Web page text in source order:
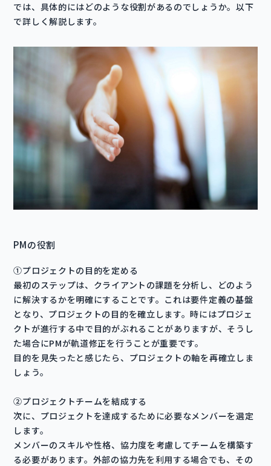
では、具体的にはどのような役割があるのでしょうか。以下
で詳しく解説します。
PMの役割
①プロジェクトの目的を定める
最初のステップは、クライアントの課題を分析し、どのよう
に解決するかを明確にすることです。これは要件定義の基盤
となり、プロジェクトの目的を確立します。時にはプロジェ
クトが進行する中で目的がぶれることがありますが、そうし
た場合にPMが軌道修正を行うことが重要です。
目的を見失ったと感じたら、プロジェクトの軸を再確立しま
しょう。
②プロジェクトチームを結成する
次に、プロジェクトを達成するために必要なメンバーを選定
します。
メンバーのスキルや性格、協力度を考慮してチームを構築す
る必要があります。外部の協力先を利用する場合でも、その